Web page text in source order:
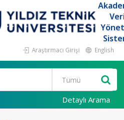
Araştırmacı Girişi English
Detaylı Arama